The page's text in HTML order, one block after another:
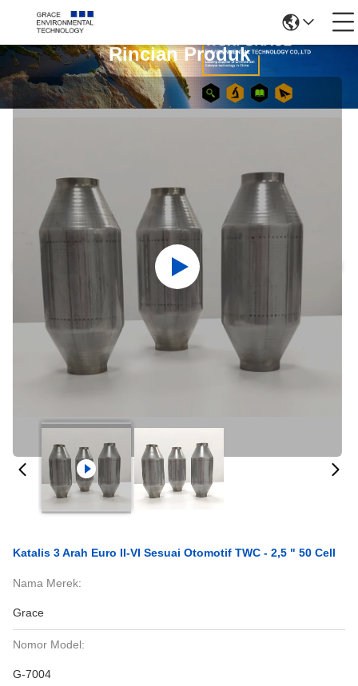
Rincian Produk
Katalis 3 Arah Euro II-VI Sesuai Otomotif TWC - 2,5 " 50 Cell
Nama Merek:
Grace
Nomor Model:
G-7004